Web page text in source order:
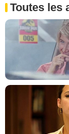
Toutes les